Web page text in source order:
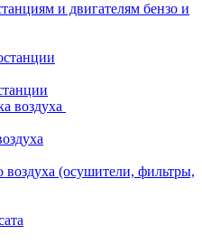
и двигателям бензо и
воздуха
воздуха (осушители, фильтры,